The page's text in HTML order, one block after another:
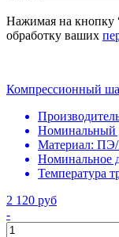
Нажимая на кнопку
обработку ваших
Компрессионный
Номинальный
Материал:
Номинальное
Температура
2 120 руб
-